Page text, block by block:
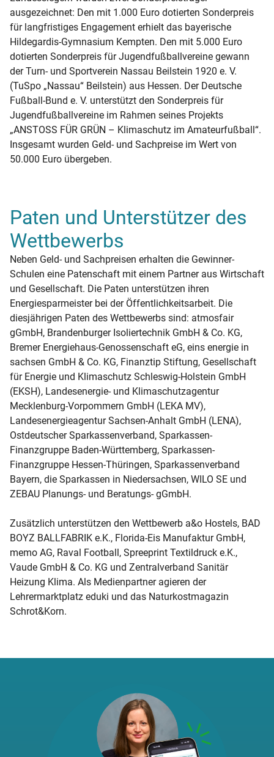
ausgezeichnet: Den mit 1.000 Euro dotierten Sonderpreis
für langfristiges Engagement erhielt das bayerische
Hildegardis-Gymnasium Kempten. Den mit 5.000 Euro
dotierten Sonderpreis für Jugendfußballvereine gewann
der Turn- und Sportverein Nassau Beilstein 1920 e. V.
(TuSpo „Nassau“ Beilstein) aus Hessen. Der Deutsche
Fußball-Bund e. V. unterstützt den Sonderpreis für
Jugendfußballvereine im Rahmen seines Projekts
„ANSTOSS FÜR GRÜN – Klimaschutz im Amateurfußball“.
Insgesamt wurden Geld- und Sachpreise im Wert von
50.000 Euro übergeben.
Paten und Unterstützer des
Wettbewerbs
Neben Geld- und Sachpreisen erhalten die Gewinner-
Schulen eine Patenschaft mit einem Partner aus Wirtschaft
und Gesellschaft. Die Paten unterstützen ihren
Energiesparmeister bei der Öffentlichkeitsarbeit. Die
diesjährigen Paten des Wettbewerbs sind: atmosfair
gGmbH, Brandenburger Isoliertechnik GmbH & Co. KG,
Bremer Energiehaus-Genossenschaft eG, eins energie in
sachsen GmbH & Co. KG, Finanztip Stiftung, Gesellschaft
für Energie und Klimaschutz Schleswig-Holstein GmbH
(EKSH), Landesenergie- und Klimaschutzagentur
Mecklenburg-Vorpommern GmbH (LEKA MV),
Landesenergieagentur Sachsen-Anhalt GmbH (LENA),
Ostdeutscher Sparkassenverband, Sparkassen-
Finanzgruppe Baden-Württemberg, Sparkassen-
Finanzgruppe Hessen-Thüringen, Sparkassenverband
Bayern, die Sparkassen in Niedersachsen, WILO SE und
ZEBAU Planungs- und Beratungs- gGmbH.
Zusätzlich unterstützen den Wettbewerb a&o Hostels, BAD
BOYZ BALLFABRIK e.K., Florida-Eis Manufaktur GmbH,
memo AG, Raval Football, Spreeprint Textildruck e.K.,
Vaude GmbH & Co. KG und Zentralverband Sanitär
Heizung Klima. Als Medienpartner agieren der
Lehrermarktplatz eduki und das Naturkostmagazin
Schrot&Korn.